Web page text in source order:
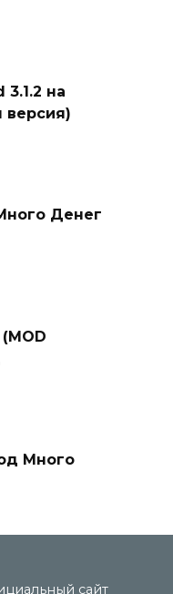
на
Денег
Много
сайт